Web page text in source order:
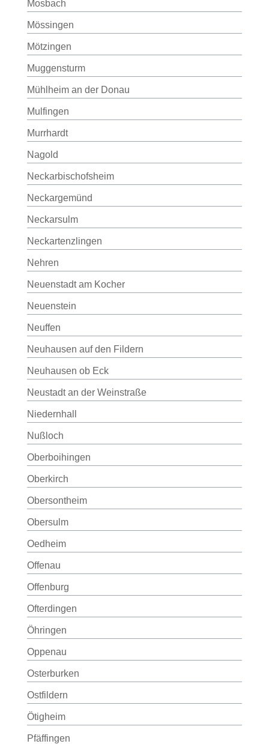
Mosbach
Mössingen
Mötzingen
Muggensturm
Mühlheim an der Donau
Mulfingen
Murrhardt
Nagold
Neckarbischofsheim
Neckargemünd
Neckarsulm
Neckartenzlingen
Nehren
Neuenstadt am Kocher
Neuenstein
Neuffen
Neuhausen auf den Fildern
Neuhausen ob Eck
Neustadt an der Weinstraße
Niedernhall
Nußloch
Oberboihingen
Oberkirch
Obersontheim
Obersulm
Oedheim
Offenau
Offenburg
Ofterdingen
Öhringen
Oppenau
Osterburken
Ostfildern
Ötigheim
Pfäffingen